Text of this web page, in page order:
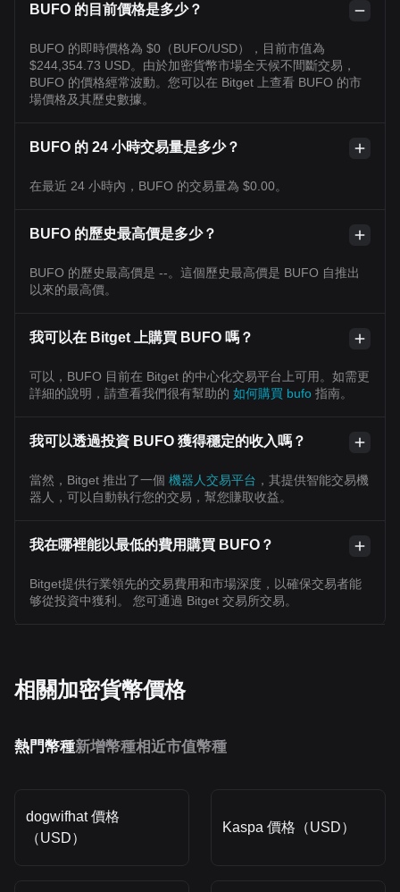
BUFO 的目前價格是多少？
BUFO 的即時價格為 $0（BUFO/USD），目前市值為
$244,354.73 USD。由於加密貨幣市場全天候不間斷交易，
BUFO 的價格經常波動。您可以在 Bitget 上查看 BUFO 的市
場價格及其歷史數據。
BUFO 的 24 小時交易量是多少？
在最近 24 小時內，BUFO 的交易量為 $0.00。
BUFO 的歷史最高價是多少？
BUFO 的歷史最高價是 --。這個歷史最高價是 BUFO 自推出
以來的最高價。
我可以在 Bitget 上購買 BUFO 嗎？
可以，BUFO 目前在 Bitget 的中心化交易平台上可用。如需更
詳細的說明，請查看我們很有幫助的 如何購買 bufo 指南。
我可以透過投資 BUFO 獲得穩定的收入嗎？
當然，Bitget 推出了一個 機器人交易平台 ，其提供智能交易機
器人，可以自動執行您的交易，幫您賺取收益。
我在哪裡能以最低的費用購買 BUFO？
Bitget提供行業領先的交易費用和市場深度，以確保交易者能
够從投資中獲利。 您可通過 Bitget 交易所交易。
相關加密貨幣價格
熱門幣種新增幣種相近市值幣種
dogwifhat 價格
（USD）
Kaspa 價格（USD）